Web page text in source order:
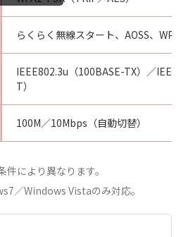
らくらく無線スタート、AOSS、WPS
IEEE802.3u（100BASE-TX）／
T）
100M／10Mbps（自動切替）
により異なります。
／Windows Vistaのみ対応。